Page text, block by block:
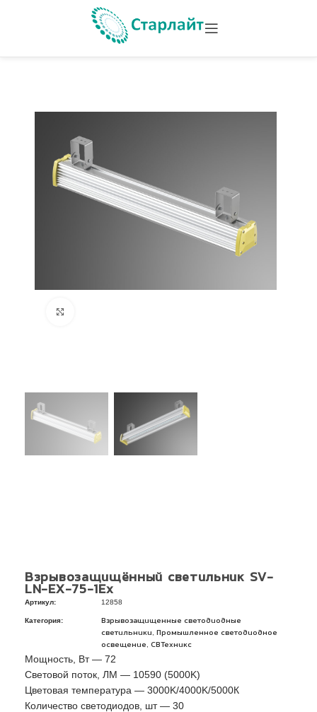
Взрывозащищённый светильник SV-
LN-EX-75-1Ex
Артикул: 12858
Категория:
Взрывозащищенные светодиодные
светильники
Промышленное светодиодное
освещение
СВТехникс
Мощность, Вт — 72
Световой поток, ЛМ — 10590 (5000K)
Цветовая температура — 3000K/4000K/5000К
Количество светодиодов, шт — 30